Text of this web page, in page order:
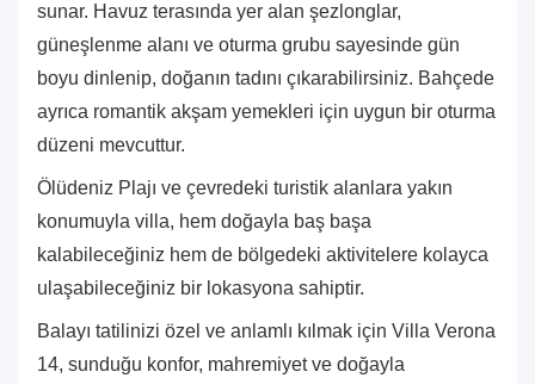
sunar. Havuz terasında yer alan şezlonglar,
güneşlenme alanı ve oturma grubu sayesinde gün
boyu dinlenip, doğanın tadını çıkarabilirsiniz. Bahçede
ayrıca romantik akşam yemekleri için uygun bir oturma
düzeni mevcuttur.
Ölüdeniz Plajı ve çevredeki turistik alanlara yakın
konumuyla villa, hem doğayla baş başa
kalabileceğiniz hem de bölgedeki aktivitelere kolayca
ulaşabileceğiniz bir lokasyona sahiptir.
Balayı tatilinizi özel ve anlamlı kılmak için Villa Verona
14, sunduğu konfor, mahremiyet ve doğayla